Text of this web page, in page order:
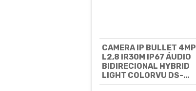
CAMERA IP BULLET 4MP
L2,8 IR30M IP67 ÁUDIO
BIDIRECIONAL HYBRID
LIGHT COLORVU DS-